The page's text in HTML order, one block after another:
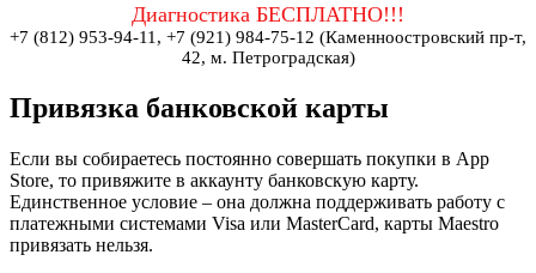
Диагностика БЕСПЛАТНО!!!
+7 (812) 953-94-11, +7 (921) 984-75-12 (Каменноостровский пр-т,
42, м. Петроградская)
Привязка банковской карты
Если вы собираетесь постоянно совершать покупки в App
Store, то привяжите в аккаунту банковскую карту.
Единственное условие – она должна поддерживать работу с
платежными системами Visa или MasterCard, карты Maestro
привязать нельзя.